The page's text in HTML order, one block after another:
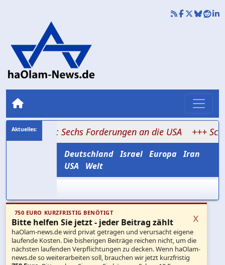
Sechs Forderungen an die USA +++ Schabbat-
Deutschland Israel Europa Iran
USA
Welt
750 EURO KURZFRISTIG BENÖTIGT
Bitte helfen Sie jetzt - jeder Beitrag zählt
haOlam-news.de wird privat getragen und verursacht eigene
laufende Kosten. Die bisherigen Beiträge reichen nicht, um die
nächsten laufenden Verpflichtungen zu decken. Wenn haOlam-
news.de so weiterarbeiten soll, brauchen wir jetzt kurzfristig
x